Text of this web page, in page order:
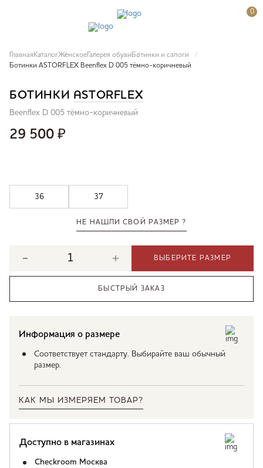
0
Главная КаталогЖенское Галерея обуви Ботинки и сапоги
Ботинки ASTORFLEX Beenflex D 005 тёмно-коричневый
БОТИНКИ ASTORFLEX
Beenflex D 005 тёмно-коричневый
29 500 ₽
НЕ НАШЛИ СВОЙ РАЗМЕР ?
36 37
ВЫБЕРИТЕ РАЗМЕР
БЫСТРЫЙ ЗАКАЗ
Информация о размере
Соответствует стандарту. Выбирайте ваш обычный
размер.
КАК МЫ ИЗМЕРЯЕМ ТОВАР?
Доступно в магазинах
Checkroom Москва